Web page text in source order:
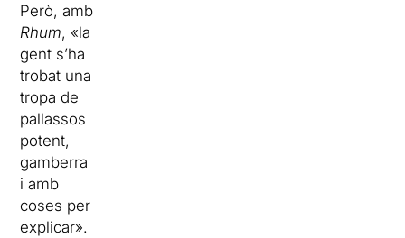
Però, amb
Rhum, «la
gent s’ha
trobat una
tropa de
pallassos
potent,
gamberra
i amb
coses per
explicar».